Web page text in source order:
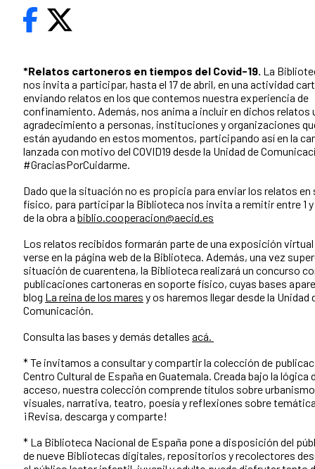
*Relatos cartoneros en tiempos del Covid-19. La
nos invita a participar, hasta el 17 de abril, en una actividad
enviando relatos en los que contemos nuestra experiencia de
confinamiento. Además, nos anima a incluir en dichos relatos
agradecimiento a personas, instituciones y organizaciones
están ayudando en estos momentos, participando así en la
lanzada con motivo del COVID19 desde la Unidad de
#GraciasPorCuidarme.
Dado que la situación no es propicia para enviar los relatos
físico, para participar la Biblioteca nos invita a remitir entre 1
de la obra a biblio.cooperacion@aecid.es
Los relatos recibidos formarán parte de una exposición virtual
verse en la página web de la Biblioteca. Además, una vez
situación de cuarentena, la Biblioteca realizará un concurso
publicaciones cartoneras en soporte físico, cuyas bases
blog La reina de los mares y os haremos llegar desde la Unidad
Comunicación.
Consulta las bases y demás detalles acá.
* Te invitamos a consultar y compartir la colección de
Centro Cultural de España en Guatemala. Creada bajo la lógica
acceso, nuestra colección comprende títulos sobre
visuales, narrativa, teatro, poesía y reflexiones sobre
¡Revisa, descarga y comparte!
* La Biblioteca Nacional de España pone a disposición del
de nueve Bibliotecas digitales, repositorios y recolectores